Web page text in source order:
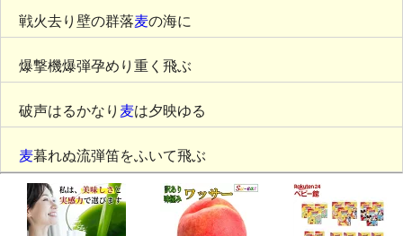
戦火去り壁の群落麦の海に
爆撃機爆弾孕めり重く飛ぶ
破声はるかなり 麦は夕映ゆる
麦暮れぬ流弾笛をふいて飛ぶ